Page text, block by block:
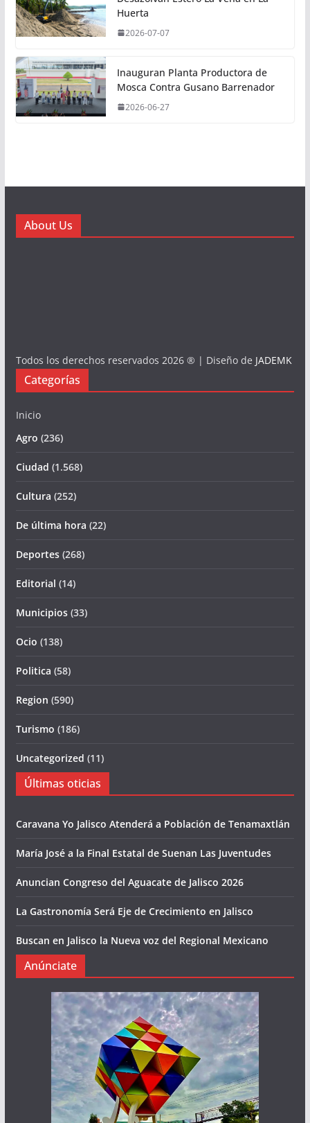
Huerta
2026-07-07
Inauguran Planta Productora de
Mosca Contra Gusano Barrenador
2026-06-27
About Us
Todos los derechos reservados 2026 ® | Diseño de JADEMK
Categorías
Inicio
Agro (236)
Ciudad (1.568)
Cultura (252)
De última hora (22)
Deportes(268)
Editorial (14)
Municipios(33)
Ocio (138)
Politica (58)
Region (590)
Turismo (186)
Uncategorized (11)
Últimas oticias
Caravana Yo Jalisco Atenderá a Población de Tenamaxtlán
María José a la Final Estatal de Suenan Las Juventudes
Anuncian Congreso del Aguacate de Jalisco 2026
La Gastronomía Será Eje de Crecimiento en Jalisco
Buscan en Jalisco la Nueva voz del Regional Mexicano
Anúnciate